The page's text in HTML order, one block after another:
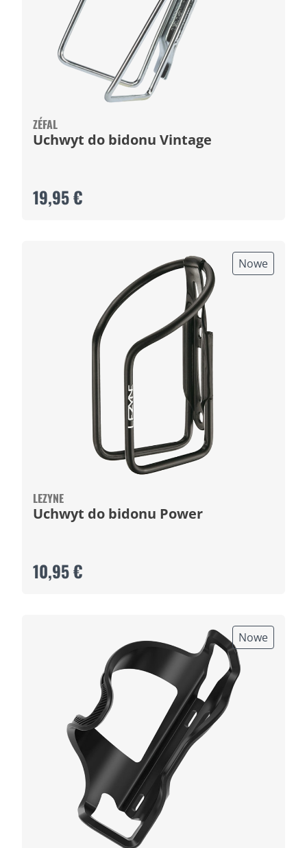
ZÉFAL
Uchwyt do bidonu Vintage
19,95 €
Nowe
LEZYNE
Uchwyt do bidonu Power
10,95 €
Nowe